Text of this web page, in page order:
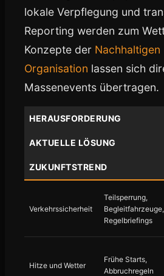
lokale Verpflegung und
Reporting werden zum
Konzepte der Nachhaltigen
Organisation lassen sich
Massenevents übertragen.
HERAUSFORDERUNG
AKTUELLE LÖSUNG
ZUKUNFTSTREND
Verkehrssicherheit
Teilsperrung,
Begleitfahrzeuge,
Regelbriefings
Hitze und Wetter
Frühe Starts,
Abbruchregeln